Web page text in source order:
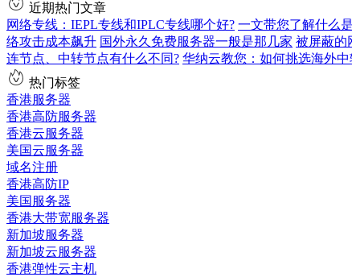
近期热门文章
网络专线：IEPL专线和IPLC专线哪个好? 一文带您了解什么
络攻击成本飙升 国外永久免费服务器一般是那几家 被屏蔽的
连节点、中转节点有什么不同? 华纳云教您：如何挑选海外中
热门标签
香港服务器
香港高防服务器
香港云服务器
美国云服务器
域名注册
香港高防IP
美国服务器
香港大带宽服务器
新加坡服务器
新加坡云服务器
香港弹性云主机